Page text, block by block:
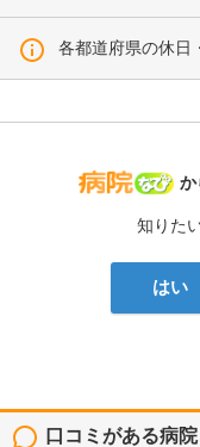
各都道府県の休日
病
か
知りた
はい
口コミがある病